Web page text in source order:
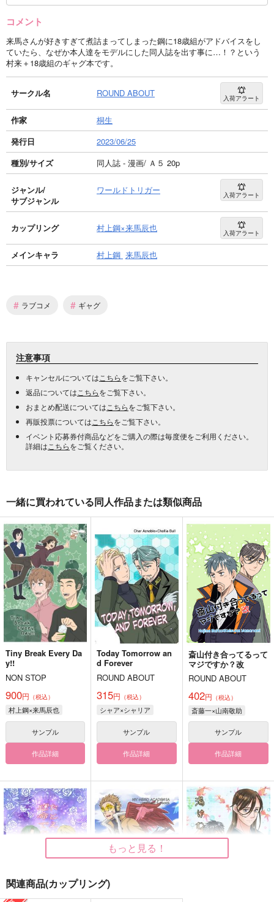
コメント
来馬さんが好きすぎて煮詰まってしまった鋼に18歳組がアドバイスをし
ていたら、なぜか本人達をモデルにした同人誌を出す事に…！？という
村来＋18歳組のギャグ本です。
サークル名 ROUND ABOUT 入荷アラート
作家
桐生
発行日
2023/06/25
種別/サイズ
同人誌 - 漫画/ Ａ５ 20p
ジャンル/
サブジャンル
ワールドトリガー 入荷アラート
カップリング 村上鋼×来馬辰也 入荷アラート
メインキャラ 村上鋼 来馬辰也
# ラブコメ # ギャグ
注意事項
キャンセルについては こちらをご覧下さい。
返品については こちらをご覧下さい。
おまとめ配送については こちらをご覧下さい。
再販投票については こちらをご覧下さい。
イベント応募券付商品などをご購入の際は毎度便をご利用ください。
詳細は こちらをご覧ください。
一緒に買われている同人作品または類似商品
Tiny Break Every Da
y!!
NON STOP
900円 （税込）
村上鋼×来馬辰也
サンプル
作品詳細
Today Tomorrow an
d Forever
ROUND ABOUT
315円 （税込）
シャア×シャリア
サンプル
作品詳細
斎山付き合ってるって
マジですか？改
ROUND ABOUT
402円 （税込）
斎藤一×山南敬助
サンプル
作品詳細
もっと見る！
関連商品(カップリング)